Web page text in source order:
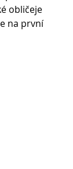
obličeje
na první